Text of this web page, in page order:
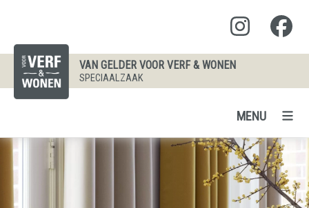
VAN GELDER VOOR VERF & WONEN
SPECIAALZAAK
MENU